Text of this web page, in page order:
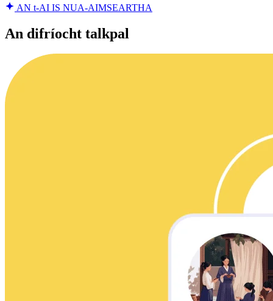
AN t-AI IS NUA-AIMSEARTHA
An difríocht talkpal